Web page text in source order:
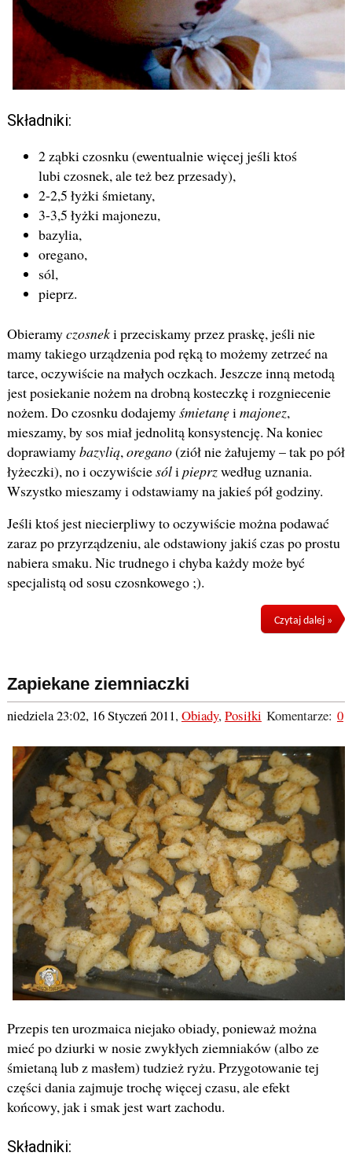
Składniki:
2 ząbki czosnku (ewentualnie więcej jeśli ktoś
lubi czosnek, ale też bez przesady),
2-2,5 łyżki śmietany,
3-3,5 łyżki majonezu,
bazylia,
oregano,
sól,
pieprz.
Obieramyczosneki przeciskamy przez praskę, jeśli nie
mamy takiego urządzenia pod ręką to możemy zetrzeć na
tarce, oczywiście na małych oczkach. Jeszcze inną metodą
jest posiekanie nożem na drobną kosteczkę i rozgniecenie
nożem. Do czosnku dodajemyśmietanęimajonez,
mieszamy, by sos miał jednolitą konsystencję. Na koniec
doprawiamybazylią,oregano(ziół nie żałujemy – tak po pół
łyżeczki), no i oczywiściesólipieprzwedług uznania.
Wszystko mieszamy i odstawiamy na jakieś pół godziny.
Jeśli ktoś jest niecierpliwy to oczywiście można podawać
zaraz po przyrządzeniu, ale odstawiony jakiś czas po prostu
nabiera smaku. Nic trudnego i chyba każdy może być
specjalistą od sosu czosnkowego ;).
Czytaj dalej »
Zapiekane ziemniaczki
niedziela 23:02, 16 Styczeń 2011,Obiady,Posiłki Komentarze: 0
Przepis ten urozmaica niejako obiady, ponieważ można
mieć po dziurki w nosie zwykłych ziemniaków (albo ze
śmietaną lub z masłem) tudzież ryżu. Przygotowanie tej
części dania zajmuje trochę więcej czasu, ale efekt
końcowy, jak i smak jest wart zachodu.
Składniki: